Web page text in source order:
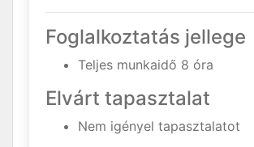
Foglalkoztatás jellege
Teljes munkaidő 8 óra
Elvárt tapasztalat
Nem igényel tapasztalatot